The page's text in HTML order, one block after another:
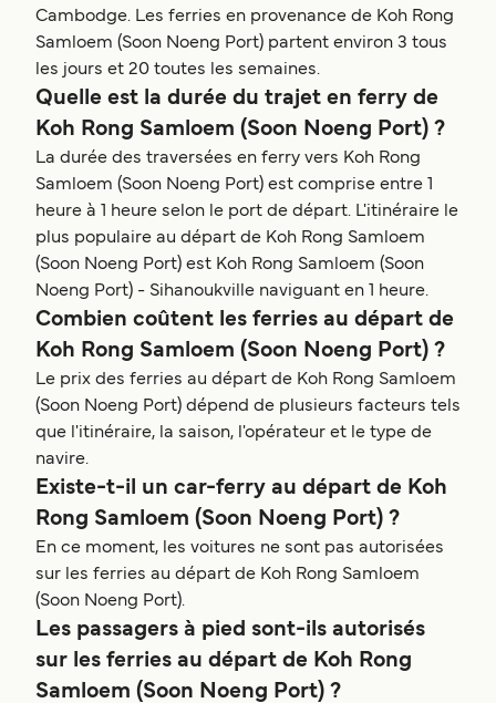
Cambodge. Les ferries en provenance de Koh Rong
Samloem (Soon Noeng Port) partent environ 3 tous
les jours et 20 toutes les semaines.
Quelle est la durée du trajet en ferry de
Koh Rong Samloem (Soon Noeng Port) ?
La durée des traversées en ferry vers Koh Rong
Samloem (Soon Noeng Port) est comprise entre 1
heure à 1 heure selon le port de départ. L'itinéraire le
plus populaire au départ de Koh Rong Samloem
(Soon Noeng Port) est Koh Rong Samloem (Soon
Noeng Port) - Sihanoukville naviguant en 1 heure.
Combien coûtent les ferries au départ de
Koh Rong Samloem (Soon Noeng Port) ?
Le prix des ferries au départ de Koh Rong Samloem
(Soon Noeng Port) dépend de plusieurs facteurs tels
que l'itinéraire, la saison, l'opérateur et le type de
navire.
Existe-t-il un car-ferry au départ de Koh
Rong Samloem (Soon Noeng Port) ?
En ce moment, les voitures ne sont pas autorisées
sur les ferries au départ de Koh Rong Samloem
(Soon Noeng Port).
Les passagers à pied sont-ils autorisés
sur les ferries au départ de Koh Rong
Samloem (Soon Noeng Port) ?